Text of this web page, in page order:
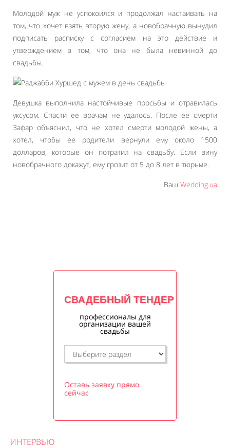
Молодой муж не успокоился и продолжал настаивать на
том, что хочет взять вторую жену, а новобрачную вынудил
подписать расписку с согласием на это действие и
утверждением в том, что она не была невинной до
свадьбы.
Девушка выполнила настойчивые просьбы и отравилась
уксусом. Спасти ее врачам не удалось. После ее смерти
Зафар объяснил, что не хотел смерти молодой жены, а
хотел, чтобы ее родители вернули ему около 1500
долларов, которые он потратил на свадьбу. Если вину
новобрачного докажут, ему грозит от 5 до 8 лет в тюрьме.
Ваш Wedding.ua
СВАДЕБНЫЙ ТЕНДЕР
профессионалы для
организации вашей
свадьбы
Оставь заявку прямо
сейчас
ИНТЕРВЬЮ